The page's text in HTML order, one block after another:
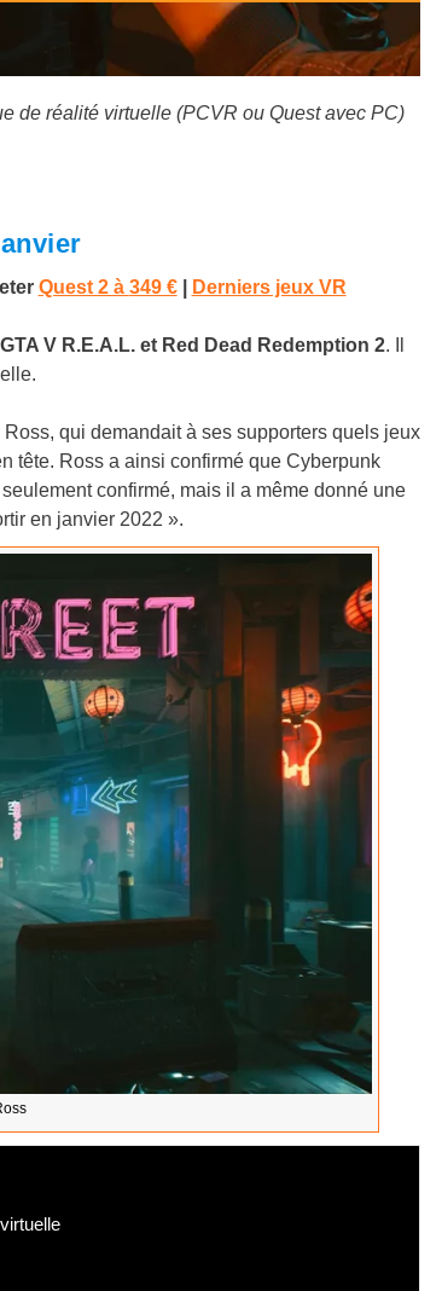
de réalité virtuelle (PCVR ou Quest avec PC)
Quest 2 à 349 € Derniers jeux VR
GTA V R.E.A.L. et Red Dead Redemption 2. Il
qui demandait à ses supporters quels jeux
tête. Ross a ainsi confirmé que Cyberpunk
confirmé, mais il a même donné une
en janvier 2022 ».